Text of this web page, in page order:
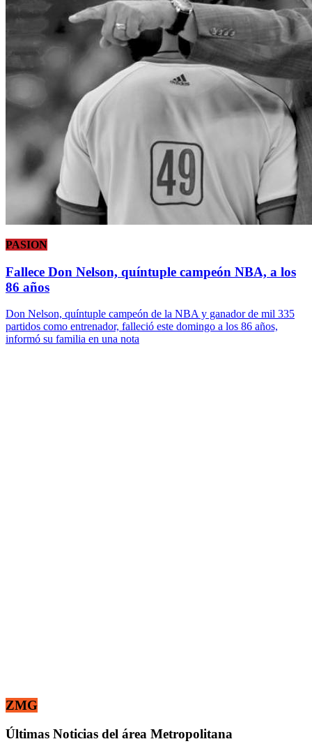
PASION
Fallece Don Nelson, quíntuple campeón NBA, a los
86 años
Don Nelson, quíntuple campeón de la NBA y ganador de mil 335
partidos como entrenador, falleció este domingo a los 86 años,
informó su familia en una nota
ZMG
Últimas Noticias del área Metropolitana